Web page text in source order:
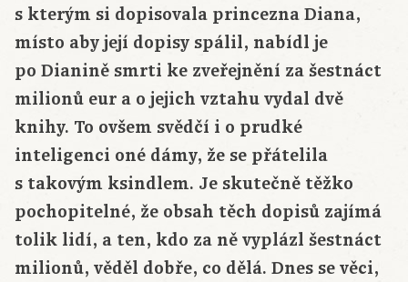
s kterým si dopisovala princezna Diana,
místo aby její dopisy spálil, nabídl je
po Dianině smrti ke zveřejnění za šestnáct
milionů eur a o jejich vztahu vydal dvě
knihy. To ovšem svědčí i o prudké
inteligenci oné dámy, že se přátelila
s takovým ksindlem. Je skutečně těžko
pochopitelné, že obsah těch dopisů zajímá
tolik lidí, a ten, kdo za ně vyplázl šestnáct
milionů, věděl dobře, co dělá. Dnes se věci,